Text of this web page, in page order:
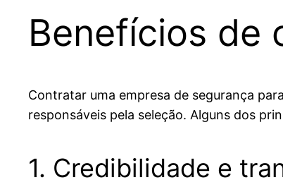
Benefícios de
Contratar uma empresa de segurança
responsáveis pela seleção. Alguns dos
1. Credibilidade e